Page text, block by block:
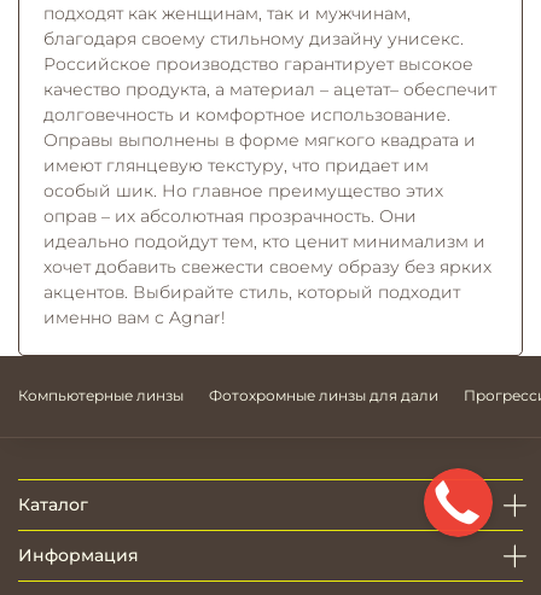
подходят как женщинам, так и мужчинам,
благодаря своему стильному дизайну унисекс.
Российское производство гарантирует высокое
качество продукта, а материал – ацетат– обеспечит
долговечность и комфортное использование.
Оправы выполнены в форме мягкого квадрата и
имеют глянцевую текстуру, что придает им
особый шик. Но главное преимущество этих
оправ – их абсолютная прозрачность. Они
идеально подойдут тем, кто ценит минимализм и
хочет добавить свежести своему образу без ярких
акцентов. Выбирайте стиль, который подходит
именно вам с Agnar!
Компьютерные линзы Фотохромные линзы для дали
Каталог
Информация